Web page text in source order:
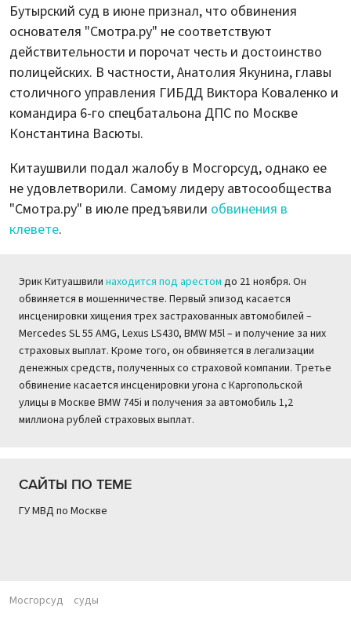
Бутырский суд в июне признал, что обвинения
основателя "Смотра.ру" не соответствуют
действительности и порочат честь и достоинство
полицейских. В частности, Анатолия Якунина, главы
столичного управления ГИБДД Виктора Коваленко и
командира 6-го спецбатальона ДПС по Москве
Константина Васюты.
Китаушвили подал жалобу в Мосгорсуд, однако ее
не удовлетворили. Самому лидеру автосообщества
"Смотра.ру" в июле предъявили обвинения в
клевете.
Эрик Китуашвили находится под арестом до 21 ноября. Он
обвиняется в мошенничестве. Первый эпизод касается
инсценировки хищения трех застрахованных автомобилей –
Mercedes SL 55 AMG, Lexus LS430, BMW М5l – и получение за них
страховых выплат. Кроме того, он обвиняется в легализации
денежных средств, полученных со страховой компании. Третье
обвинение касается инсценировки угона с Каргопольской
улицы в Москве BMW 745i и получения за автомобиль 1,2
миллиона рублей страховых выплат.
САЙТЫ ПО ТЕМЕ
ГУ МВД по Москве
Мосгорсуд суды